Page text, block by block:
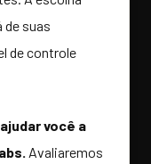
de suas
de controle
você a
Avaliaremos